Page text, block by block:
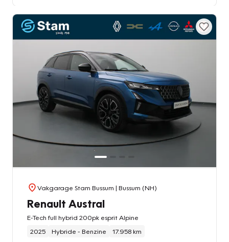
Vakgarage Stam Bussum | Bussum (NH)
Renault Austral
E-Tech full hybrid 200pk esprit Alpine
2025
Hybride - Benzine 17.958 km